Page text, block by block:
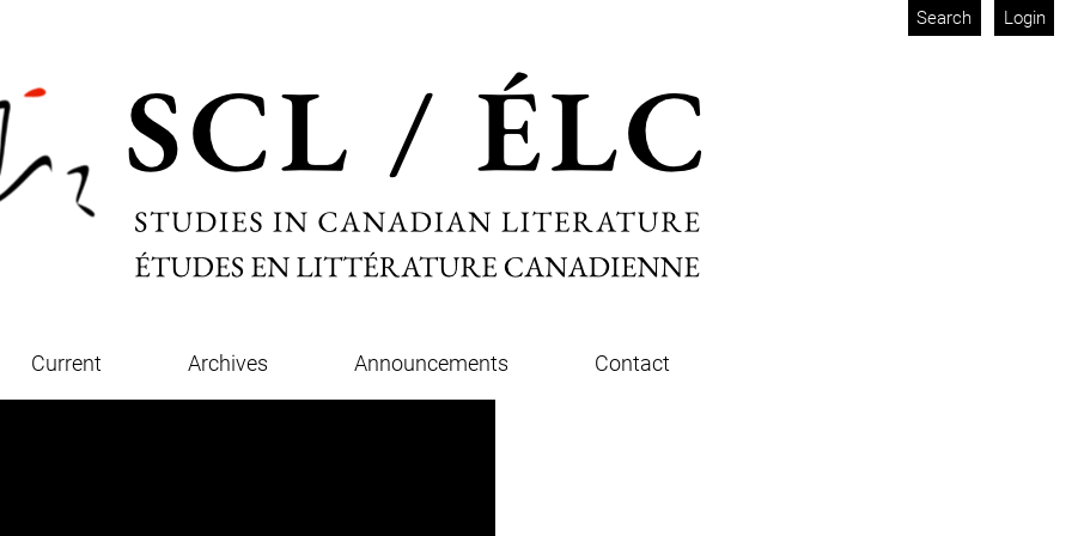
Search Login
Current Archives Announcements Contact